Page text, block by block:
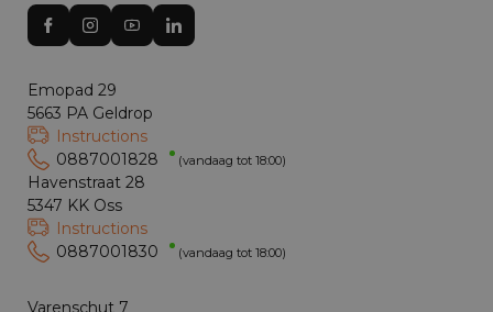
Emopad 29
5663 PA Geldrop
Instructions
0887001828
(vandaag tot 18:00)
Havenstraat 28
5347 KK Oss
Instructions
0887001830
(vandaag tot 18:00)